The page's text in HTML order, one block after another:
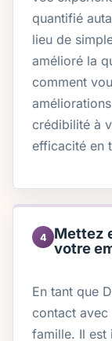
quantifié
lieu de
amélioré la
comment
crédibilité à
efficacité en
4
Mettez
votre
En tant que
contact avec
famille. Il est